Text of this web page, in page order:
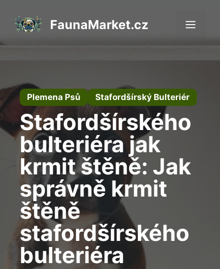
obsah
FaunaMarket.cz
Plemena Psů Stafordšírský Bulteriér
Stafordšírského
bulteriéra jak
krmit štěně: Jak
správně krmit
štěně
stafordšírského
bulteriéra